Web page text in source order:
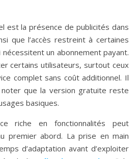
est la présence de publicités dans
que l’accès restreint à certaines
un abonnement payant.
certains utilisateurs, surtout ceux
complet sans coût additionnel. Il
que la version gratuite reste
basiques.
riche en fonctionnalités peut
premier abord. La prise en main
d’adaptation avant d’exploiter